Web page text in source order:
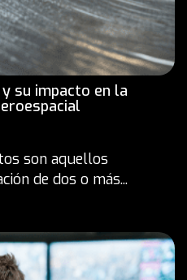
su impacto en la
son aquellos
de dos o más...